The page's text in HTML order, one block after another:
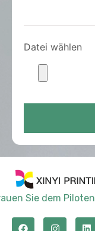
Datei wählen
Sie dem Piloten